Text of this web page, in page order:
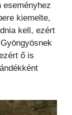
eseményhez
kiemelte,
kell, ezért
ő is